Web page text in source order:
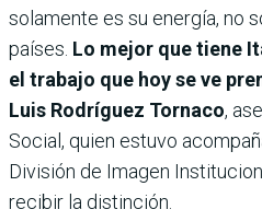
solamente es su energía, no
países. Lo mejor que tiene
el trabajo que hoy se ve
Luis Rodríguez Tornaco,
Social, quien estuvo
División de Imagen
recibir la distinción.